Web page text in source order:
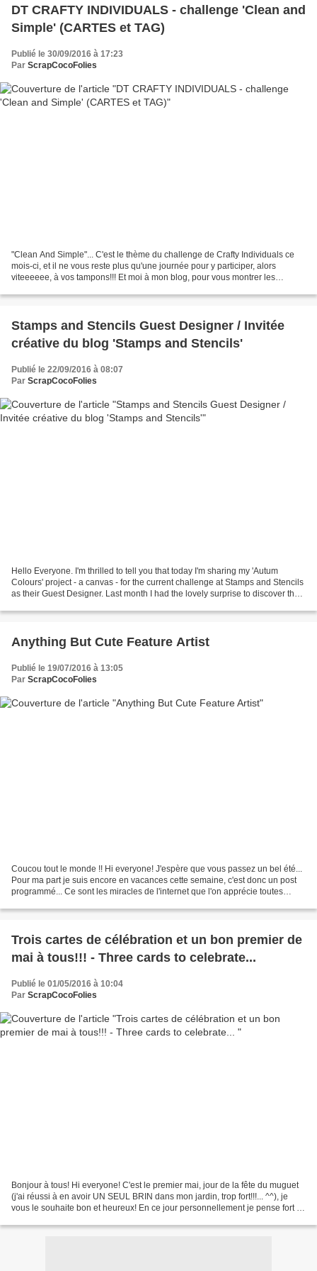
DT CRAFTY INDIVIDUALS - challenge 'Clean and
Simple' (CARTES et TAG)
Publié le 30/09/2016 à 17:23
Par ScrapCocoFolies
"Clean And Simple"... C'est le thème du challenge de Crafty Individuals ce
mois-ci, et il ne vous reste plus qu'une journée pour y participer, alors
viteeeeee, à vos tampons!!! Et moi à mon blog, pour vous montrer les
Stamps and Stencils Guest Designer / Invitée
créative du blog 'Stamps and Stencils'
Publié le 22/09/2016 à 08:07
Par ScrapCocoFolies
Hello Everyone. I'm thrilled to tell you that today I'm sharing my 'Autum
Colours' project - a canvas - for the current challenge at Stamps and Stencils
as their Guest Designer. Last month I had the lovely surprise to discover that I
Anything But Cute Feature Artist
Publié le 19/07/2016 à 13:05
Par ScrapCocoFolies
Coucou tout le monde !! Hi everyone! J'espère que vous passez un bel été...
Pour ma part je suis encore en vacances cette semaine, c'est donc un post
programmé... Ce sont les miracles de l'internet que l'on apprécie toutes
Trois cartes de célébration et un bon premier de
mai à tous!!! - Three cards to celebrate...
Publié le 01/05/2016 à 10:04
Par ScrapCocoFolies
Bonjour à tous! Hi everyone! C'est le premier mai, jour de la fête du muguet
(j'ai réussi à en avoir UN SEUL BRIN dans mon jardin, trop fort!!!... ^^), je
vous le souhaite bon et heureux! En ce jour personnellement je pense fort à